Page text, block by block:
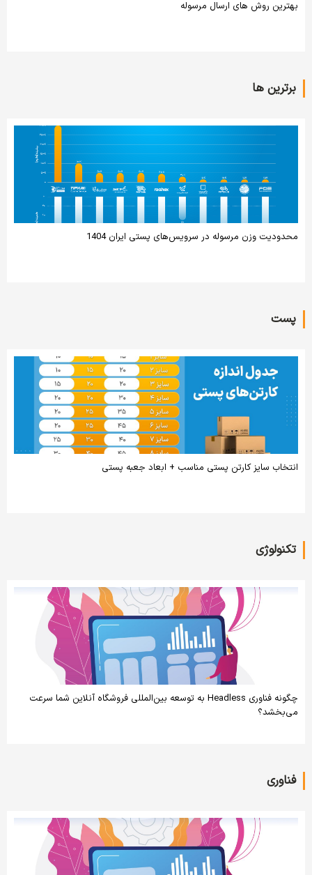
بهترین روش‌ های ارسال مرسوله
برترین ها
محدودیت وزن مرسوله در سرویس‌های پستی ایران 1404
پست
انتخاب سایز کارتن پستی مناسب + ابعاد جعبه پستی
تکنولوژی
چگونه فناوری Headless به توسعه بین‌المللی فروشگاه آنلاین شما سرعت
می‌بخشد؟
فناوری